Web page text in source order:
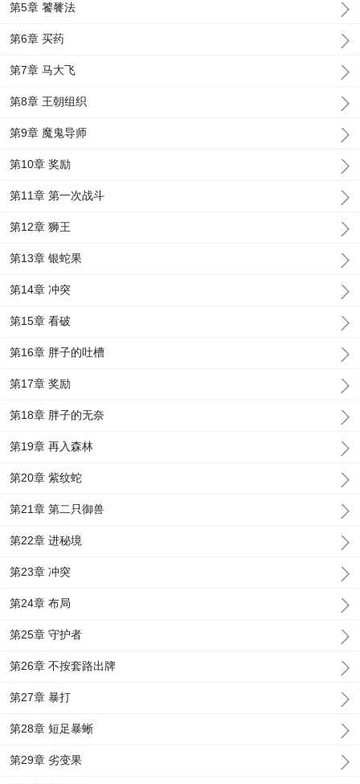
第5章 饕餮法
第6章 买药
第7章 马大飞
第8章 王朝组织
第9章 魔鬼导师
第10章 奖励
第11章 第一次战斗
第12章 狮王
第13章 银蛇果
第14章 冲突
第15章 看破
第16章 胖子的吐槽
第17章 奖励
第18章 胖子的无奈
第19章 再入森林
第20章 紫纹蛇
第21章 第二只御兽
第22章 进秘境
第23章 冲突
第24章 布局
第25章 守护者
第26章 不按套路出牌
第27章 暴打
第28章 短足暴蜥
第29章 劣变果